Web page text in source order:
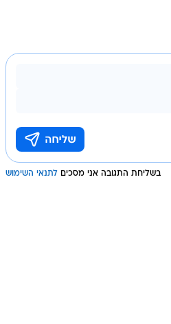
בשליחת התגובה אני מסכים לתנאי השימוש